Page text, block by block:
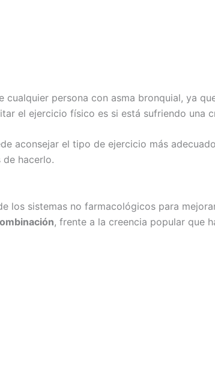
persona con asma bronquial, ya
el ejercicio físico es si está sufriendo una
aconsejar el tipo de ejercicio más
hacerlo.
los sistemas no farmacológicos para
, frente a la creencia popular que